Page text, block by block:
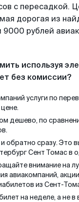
с пересадкой.
дорогая из
9000 рублей
используя
без комиссии?
услуги по
дешево, по
обратно сразу. Это
Сент Томас в
внимание на
авиакомпаний,
из Сент-
на неделе, а не